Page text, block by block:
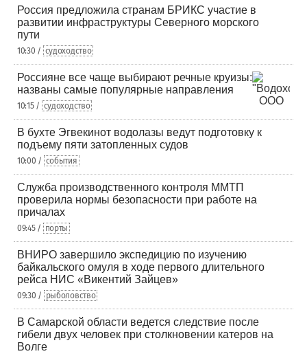
Россия предложила странам БРИКС участие в
развитии инфраструктуры Северного морского
пути
10:30 / судоходство
Россияне все чаще выбирают речные круизы:
названы самые популярные направления
10:15 / судоходство
В бухте Эгвекинот водолазы ведут подготовку к
подъему пяти затопленных судов
10:00 / события
Служба производственного контроля ММТП
проверила нормы безопасности при работе на
причалах
09:45 / порты
ВНИРО завершило экспедицию по изучению
байкальского омуля в ходе первого длительного
рейса НИС «Викентий Зайцев»
09:30 / рыболовство
В Самарской области ведется следствие после
гибели двух человек при столкновении катеров на
Волге